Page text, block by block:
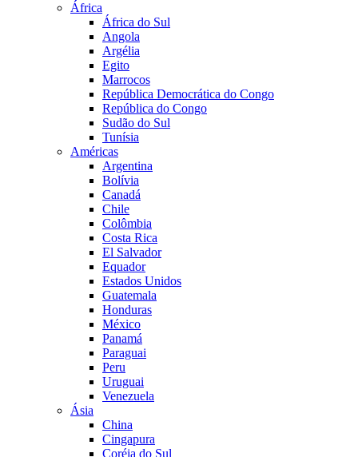
África
África do Sul
Angola
Argélia
Egito
Marrocos
República Democrática do Congo
República do Congo
Sudão do Sul
Tunísia
Américas
Argentina
Bolívia
Canadá
Chile
Colômbia
Costa Rica
El Salvador
Equador
Estados Unidos
Guatemala
Honduras
México
Panamá
Paraguai
Peru
Uruguai
Venezuela
Ásia
China
Cingapura
Coréia do Sul